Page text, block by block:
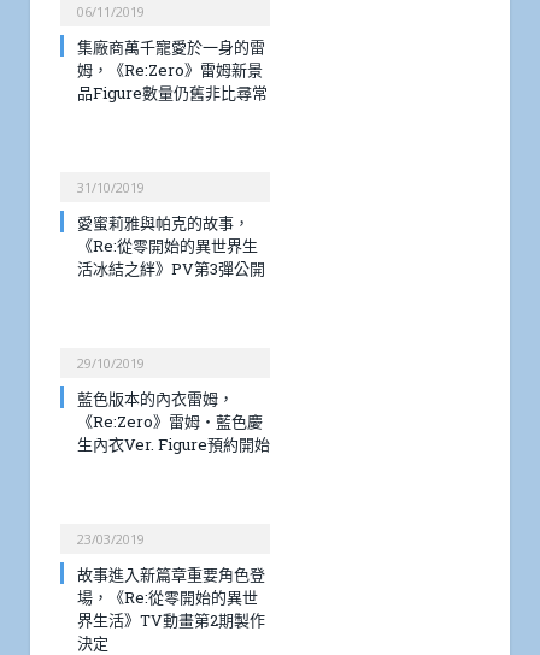
06/11/2019
集廠商萬千寵愛於一身的雷
姆，《Re:Zero》雷姆新景
品Figure數量仍舊非比尋常
31/10/2019
愛蜜莉雅與帕克的故事，
《Re:從零開始的異世界生
活冰結之絆》PV第3彈公開
29/10/2019
藍色版本的內衣雷姆，
《Re:Zero》雷姆・藍色慶
生內衣Ver. Figure預約開始
23/03/2019
故事進入新篇章重要角色登
場，《Re:從零開始的異世
界生活》TV動畫第2期製作
決定